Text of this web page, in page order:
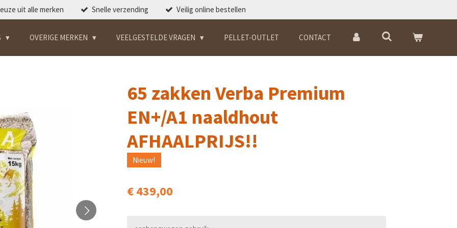
uit alle merken Snelle verzending Veilig online bestellen
OVERIGE MERKEN VEELGESTELDE VRAGEN PELLET-OUTLET CONTACT
65 zakken Verba Premium
EN+/A1 naaldhout
AFHAALPRIJS!!
Nieuw!
€ 439,00